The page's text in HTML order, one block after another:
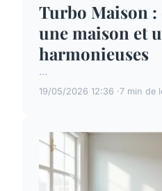
Turbo Maison
une maison et
harmonieuses
...
19/05/2026 12:36 7 min de